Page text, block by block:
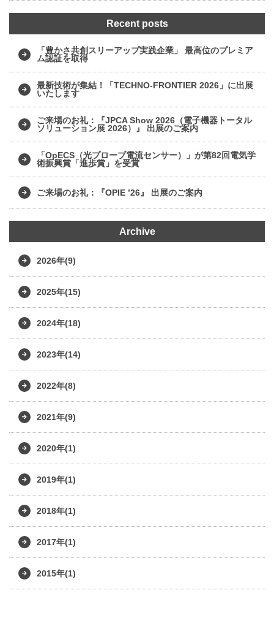
Recent posts
「豊かさ共創スリーアップ実践企業」 最高位のプレミア
ム認証を取得
最新技術が集結！「TECHNO-FRONTIER 2026」に出展
いたします
ご来場のお礼：『JPCA Show 2026（電子機器トータル
ソリューション展 2026）』 出展のご案内
「OpECS（光プローブ電流センサー）」が第82回電気学
術振興賞「進歩賞」を受賞
ご来場のお礼：『OPIE ’26』 出展のご案内
Archive
2026年(9)
2025年(15)
2024年(18)
2023年(14)
2022年(8)
2021年(9)
2020年(1)
2019年(1)
2018年(1)
2017年(1)
2015年(1)